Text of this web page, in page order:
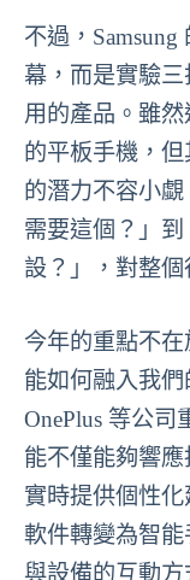
不過，
幕，而是實驗三
用的產品。雖
的平板手機，
的潛力不容小
需要這個？」
設？」，對整個
今年的重點不
能如何融入我們
OnePlus 等公
能不僅能夠響應
實時提供個性
軟件轉變為智
與設備的互動方